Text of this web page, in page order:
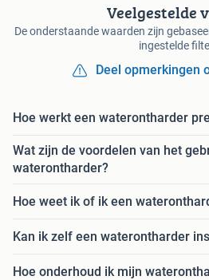
Veelgestelde
De onderstaande waarden zijn
ingestelde
Deel opmerkingen
Hoe werkt een waterontharder
Wat zijn de voordelen van het
waterontharder?
Hoe weet ik of ik een
Kan ik zelf een waterontharder
Hoe onderhoud ik mijn